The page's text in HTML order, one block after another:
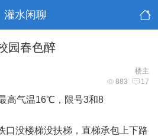
灌水闲聊
园春色醉
楼主
883 17
高气温16℃，限号3和8
口没楼梯没扶梯，直梯承包上下路